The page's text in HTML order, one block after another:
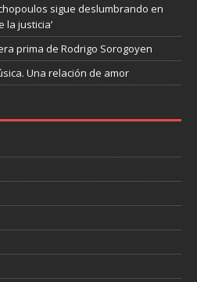
sigue deslumbrando en
la justicia’
prima de Rodrigo Sorogoyen
Una relación de amor